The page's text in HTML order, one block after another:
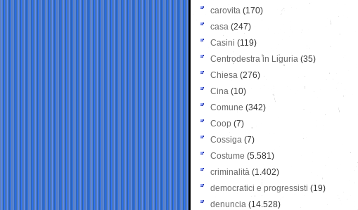
carovita (170)
casa (247)
Casini (119)
Centrodestra in Liguria (35)
Chiesa (276)
Cina (10)
Comune (342)
Coop (7)
Cossiga (7)
Costume (5.581)
criminalità (1.402)
democratici e progressisti (19)
denuncia (14.528)